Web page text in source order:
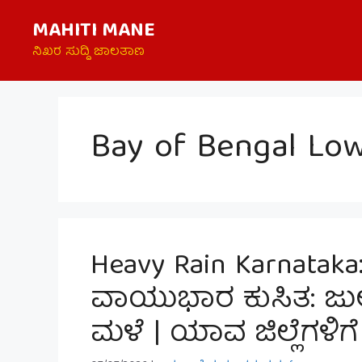
content
MAHITI MANE
ನಿಖರ ಸುದ್ದಿ ಜಾಲತಾಣ
Bay of Bengal
Heavy Rain
ವಾಯುಭಾರ ಕುಸಿತ:
ಮಳೆ | ಯಾವ ಜಿಲ್ಲೆಗಳಿಗೆ